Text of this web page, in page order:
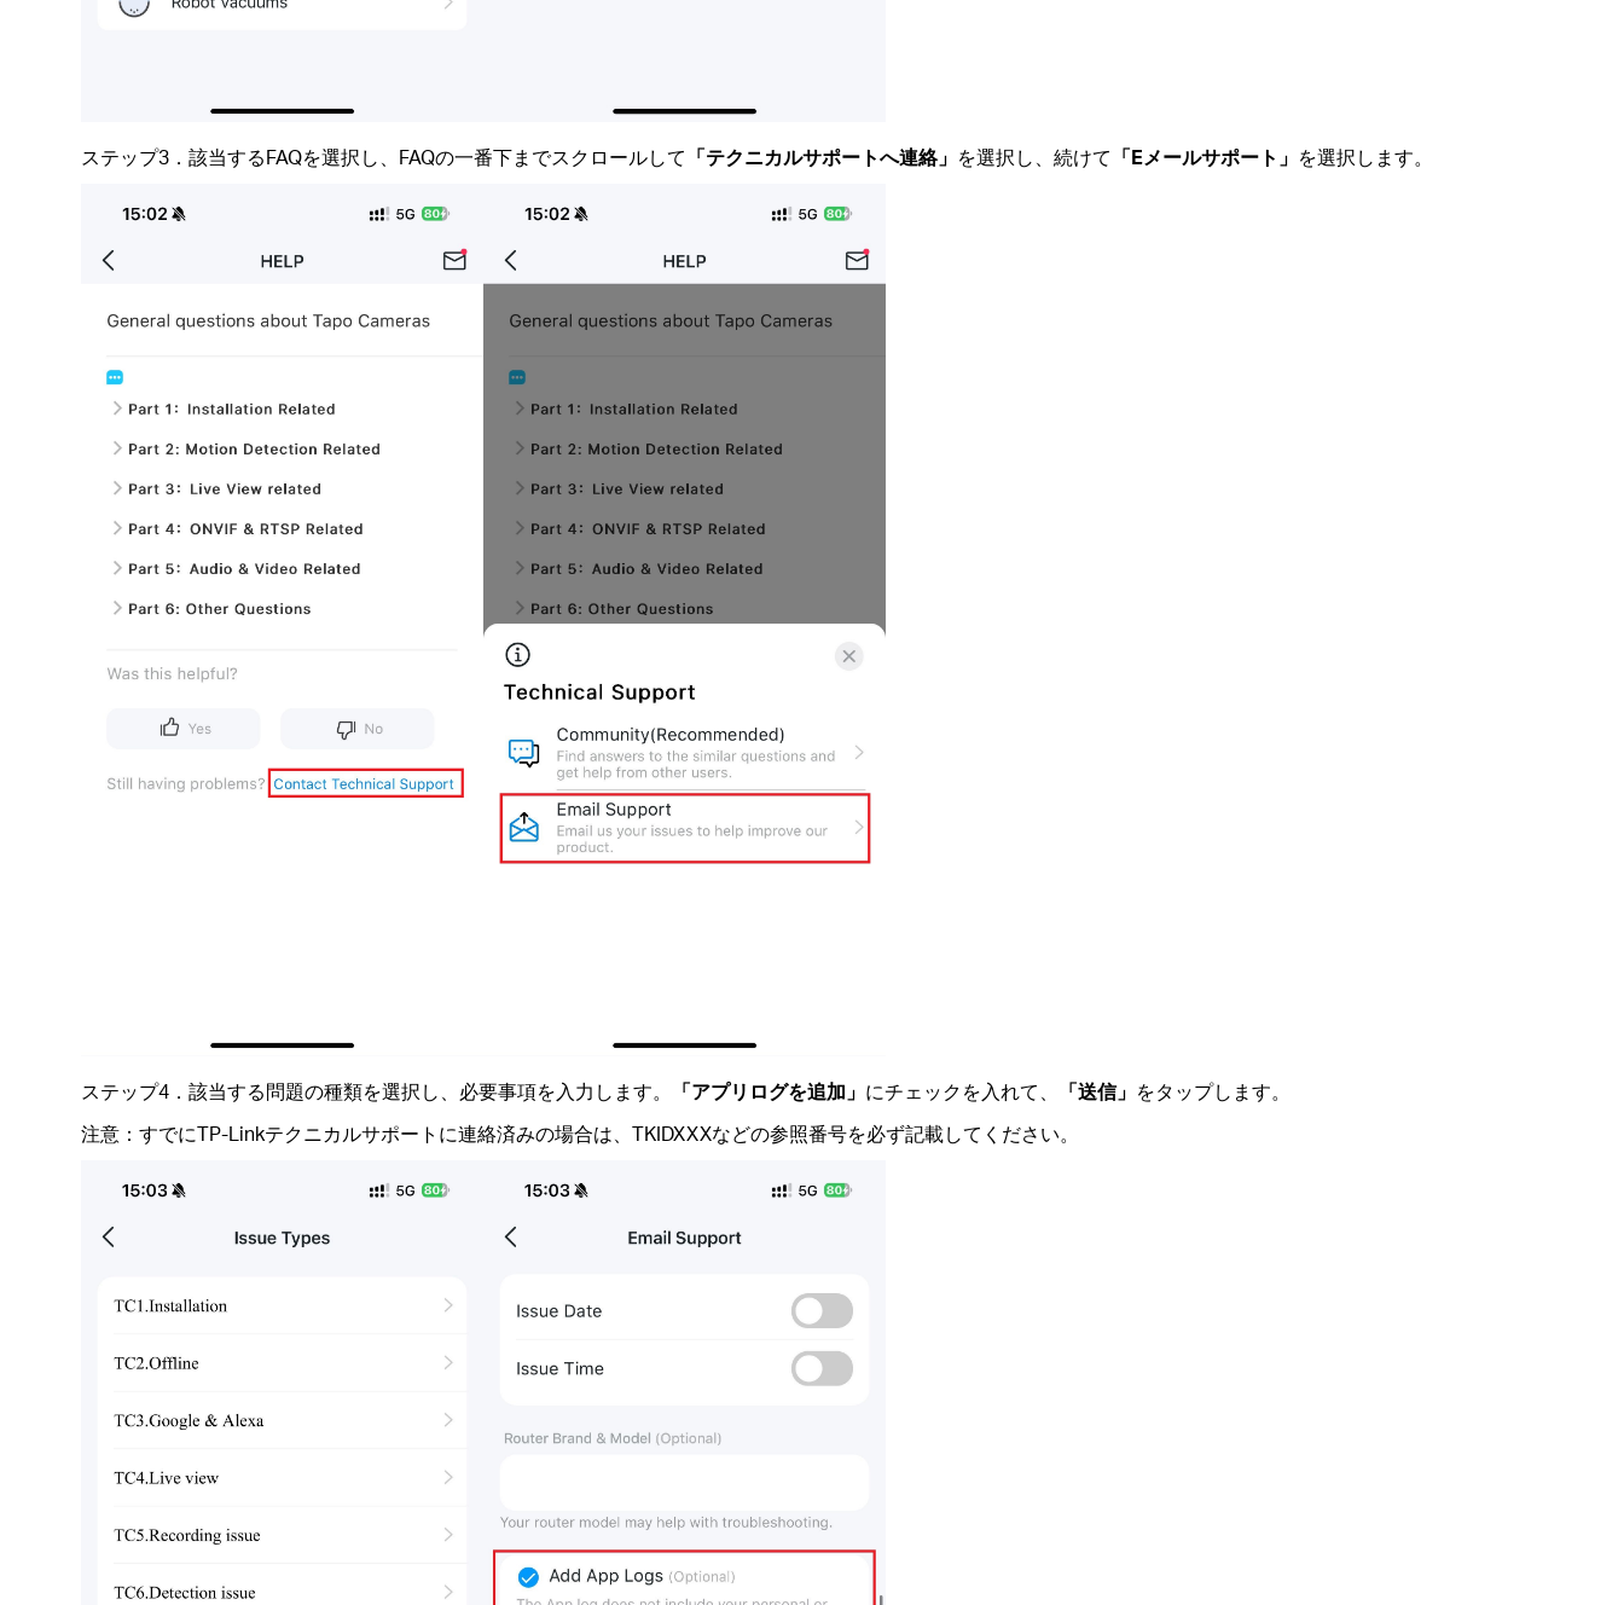
ステップ3．該当するFAQを選択し、FAQの一番下までスクロールして 「テクニカルサポートへ連絡」 を選択し、続けて 「Eメールサポート」 を選択します。
ステップ4．該当する問題の種類を選択し、必要事項を入力します。 「アプリログを追加」 にチェックを入れて、 「送信」 をタップします。
注意：すでにTP-Linkテクニカルサポートに連絡済みの場合は、TKIDXXXなどの参照番号を必ず記載してください。